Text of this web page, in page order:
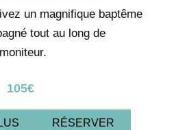
un magnifique baptême
tout au long de
105€
RÉSERVER